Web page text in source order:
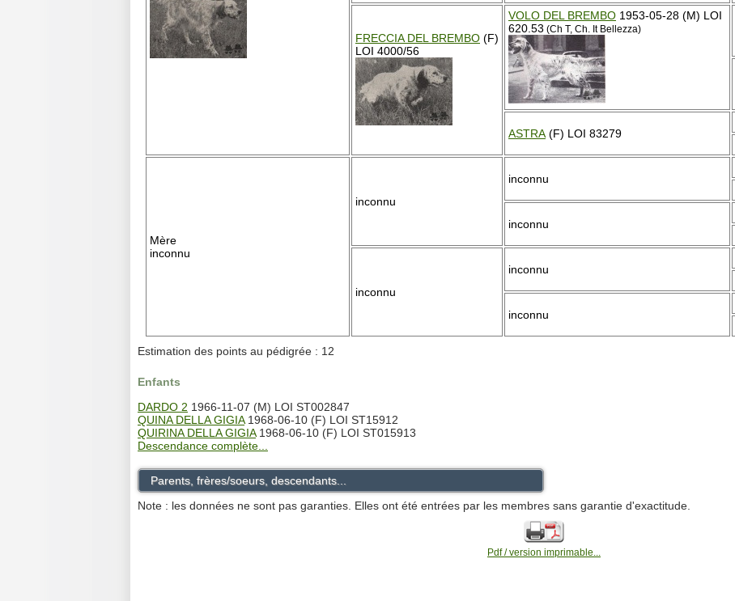
FRECCIA DEL BREMBO (F)
LOI 4000/56
VOLO DEL BREMBO 1953-05-28 (M) LOI
620.53 (Ch T, Ch. It Bellezza)
ASTRA (F) LOI 83279
Mère
inconnu
inconnu
inconnu
inconnu
inconnu
inconnu
inconnu
Estimation des points au pédigrée : 12
Enfants
DARDO 2 1966-11-07 (M) LOI ST002847
QUINA DELLA GIGIA1968-06-10 (F) LOI ST15912
QUIRINA DELLA GIGIA1968-06-10 (F) LOI ST015913
Descendance complète...
Parents, frères/soeurs, descendants...
Note : les données ne sont pas garanties. Elles ont été entrées par les membres sans garantie d'exactitude.
Pdf / version imprimable...